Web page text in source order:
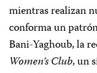
mientras realizan
conforma un
Bani-Yaghoub, la
Women’s Club, un